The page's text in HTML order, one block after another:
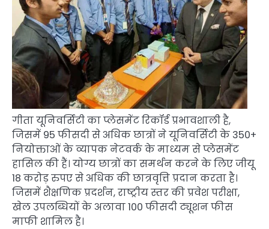
गीता यूनिवर्सिटी का प्लेसमेंट रिकॉर्ड प्रभावशाली है,
जिसमें 95 फीसदी से अधिक छात्रों ने यूनिवर्सिटी के 350+
नियोक्ताओं के व्यापक नेटवर्क के माध्यम से प्लेसमेंट
हासिल की हैं। योग्य छात्रों का समर्थन करने के लिए जीयू
18 करोड़ रुपए से अधिक की छात्रवृत्ति प्रदान करता है।
जिसमें शैक्षणिक प्रदर्शन, राष्ट्रीय स्तर की प्रवेश परीक्षा,
खेल उपलब्धियों के अलावा 100 फीसदी ट्यूशन फीस
माफी शामिल है।